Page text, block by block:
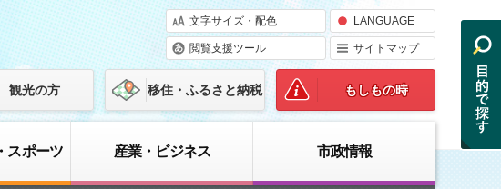
文字サイズ・配色 LANGUAGE
閲覧支援ツール サイトマップ
観光の方 移住・ふるさと納税 もしもの時
スポーツ 産業・ビジネス 市政情報